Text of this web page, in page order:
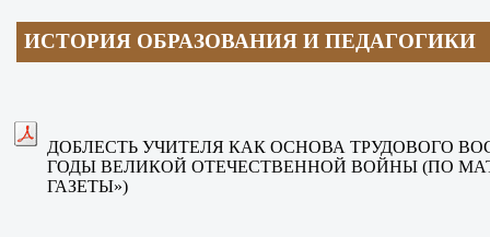
ИСТОРИЯ ОБРАЗОВАНИЯ И ПЕДАГОГИКИ
ДОБЛЕСТЬ УЧИТЕЛЯ КАК ОСНОВА ТРУДОВОГО
ГОДЫ ВЕЛИКОЙ ОТЕЧЕСТВЕННОЙ ВОЙНЫ (ПО
ГАЗЕТЫ»)